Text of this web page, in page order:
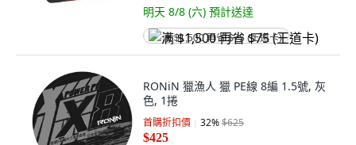
明天 8/8 (六) 預計送達
满 $1,500 再省 $75 (王道卡)
RONiN 獵漁人 獵 PE線 8編 1.5號, 灰
色, 1捲
首購折扣價 32%$625
$425